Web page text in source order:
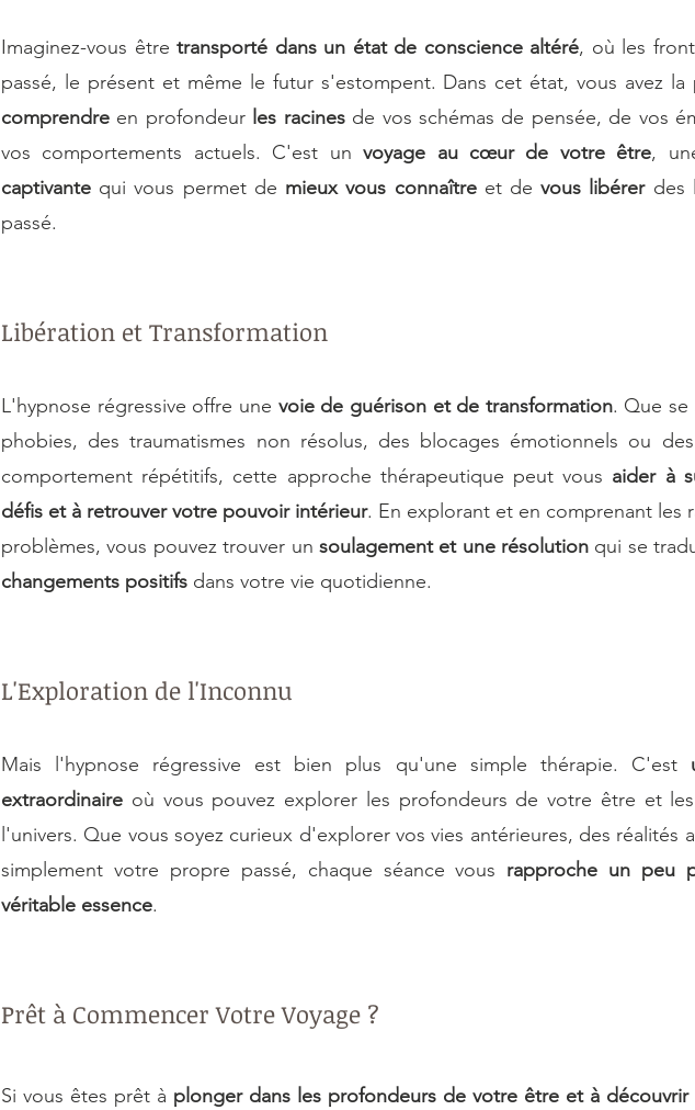
Imaginez-vous être transporté dans un état de conscience altéré, où les
comprendre en profondeur les racines de vos schémas de pensée, de vos
vos comportements actuels. C'est un voyage au cœur de votre être,
captivante qui vous permet de mieux vous connaître et de vous libérer des
passé.
Libération et Transformation
L'hypnose régressive offre une voie de guérison et de transformation. Que se
phobies, des traumatismes non résolus, des blocages émotionnels ou
comportement répétitifs, cette approche thérapeutique peut vous aider à
défis et à retrouver votre pouvoir intérieur. En explorant et en comprenant les
problèmes, vous pouvez trouver un soulagement et une résolution
changements positifs dans votre vie quotidienne.
L'Exploration de l'Inconnu
Mais l'hypnose régressive est bien plus qu'une simple thérapie. C'est
extraordinaire où vous pouvez explorer les profondeurs de votre être et
l'univers. Que vous soyez curieux d'explorer vos vies antérieures, des réalités
simplement votre propre passé, chaque séance vous rapproche un peu
véritable essence.
Prêt à Commencer Votre Voyage ?
Si vous êtes prêt à plonger dans les profondeurs de votre être et à découvrir